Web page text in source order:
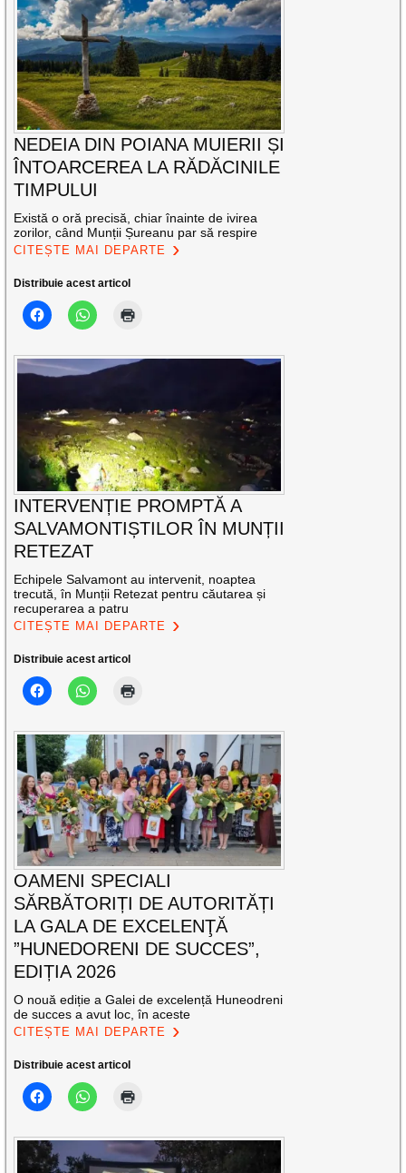
NEDEIA DIN POIANA MUIERII ȘI
ÎNTOARCEREA LA RĂDĂCINILE
TIMPULUI
Există o oră precisă, chiar înainte de ivirea
zorilor, când Munții Șureanu par să respire
CITEȘTE MAI DEPARTE
Distribuie acest articol
INTERVENȚIE PROMPTĂ A
SALVAMONTIȘTILOR ÎN MUNȚII
RETEZAT
Echipele Salvamont au intervenit, noaptea
trecută, în Munții Retezat pentru căutarea și
recuperarea a patru
CITEȘTE MAI DEPARTE
Distribuie acest articol
OAMENI SPECIALI
SĂRBĂTORIȚI DE AUTORITĂȚI
LA GALA DE EXCELENŢĂ
”HUNEDORENI DE SUCCES”,
EDIȚIA 2026
O nouă ediție a Galei de excelență Huneodreni
de succes a avut loc, în aceste
CITEȘTE MAI DEPARTE
Distribuie acest articol